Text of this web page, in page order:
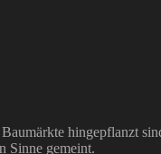
hingepflanzt
Sinne gemeint.